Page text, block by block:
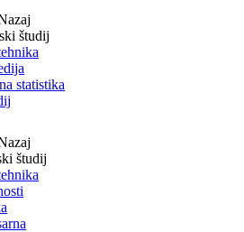
študij
statistika
študij